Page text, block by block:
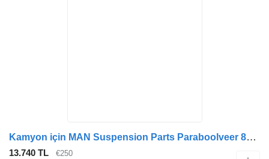
Kamyon için MAN Suspension Parts Paraboolveer 81434026217 makas
13.740 TL €250